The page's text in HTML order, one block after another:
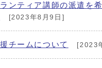
ンティア講師の派遣を
[2023年8月9日]
チームについて [2023